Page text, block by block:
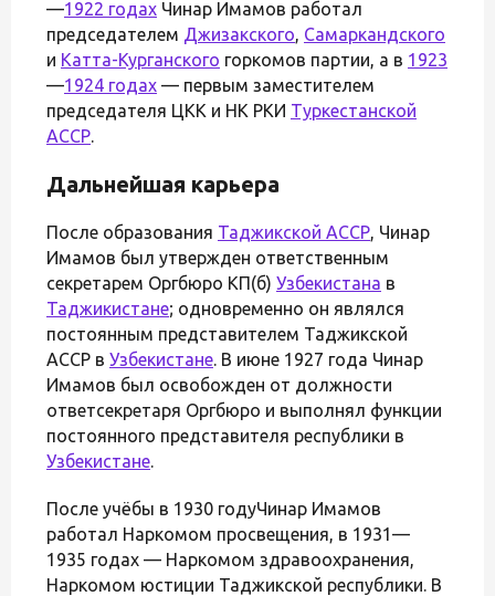
—1922 годах Чинар Имамов работал
председателем Джизакского, Самаркандского
и Катта-Курганского горкомов партии, а в 1923
—1924 годах — первым заместителем
председателя ЦКК и НК РКИ Туркестанской
АССР.
Дальнейшая карьера
После образования Таджикской АССР, Чинар
Имамов был утвержден ответственным
секретарем Оргбюро КП(б) Узбекистана в
Таджикистане; одновременно он являлся
постоянным представителем Таджикской
АССР в Узбекистане. В июне 1927 года Чинар
Имамов был освобожден от должности
ответсекретаря Оргбюро и выполнял функции
постоянного представителя республики в
Узбекистане.
После учёбы в 1930 годуЧинар Имамов
работал Наркомом просвещения, в 1931—
1935 годах — Наркомом здравоохранения,
Наркомом юстиции Таджикской республики. В